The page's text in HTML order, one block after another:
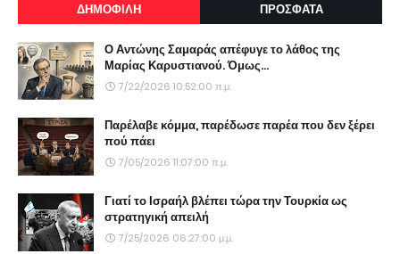
ΔΗΜΟΦΙΛΗ ΠΡΟΣΦΑΤΑ
Ο Αντώνης Σαμαράς απέφυγε το λάθος της
Μαρίας Καρυστιανού. Όμως...
7/22/2026 10:52:00 π.μ.
Παρέλαβε κόμμα, παρέδωσε παρέα που δεν ξέρει
πού πάει
7/05/2026 11:07:00 π.μ.
Γιατί το Ισραήλ βλέπει τώρα την Τουρκία ως
στρατηγική απειλή
7/25/2026 06:27:00 μ.μ.